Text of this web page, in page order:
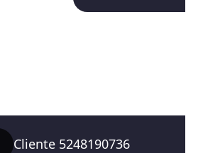
Cliente 5248190736